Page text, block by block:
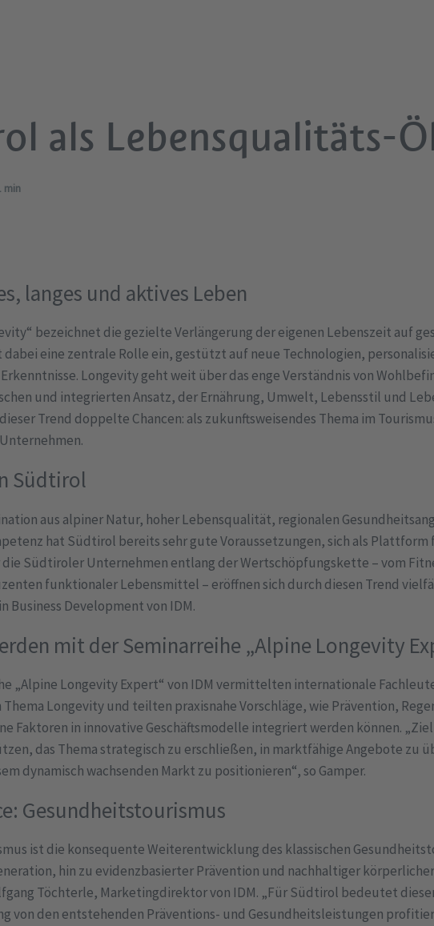
als Lebensqualitäts-
min
langes und aktives Leben
bezeichnet die gezielte Verlängerung der eigenen Lebenszeit auf
dabei eine zentrale Rolle ein, gestützt auf neue Technologien,
Longevity geht weit über das enge Verständnis von
und integrierten Ansatz, der Ernährung, Umwelt, Lebensstil und
Trend doppelte Chancen: als zukunftsweisendes Thema im
Südtirol
aus alpiner Natur, hoher Lebensqualität, regionalen
hat Südtirol bereits sehr gute Voraussetzungen, sich als Plattform
die Südtiroler Unternehmen entlang der Wertschöpfungskette – vom
funktionaler Lebensmittel – eröffnen sich durch diesen Trend
Business Development von IDM.
mit der Seminarreihe „Alpine Longevity
„Alpine Longevity Expert“ von IDM vermittelten internationale
Thema Longevity und teilten praxisnahe Vorschläge, wie Prävention,
Faktoren in innovative Geschäftsmodelle integriert werden können.
das Thema strategisch zu erschließen, in marktfähige Angebote zu
dynamisch wachsenden Markt zu positionieren“, so Gamper.
Gesundheitstourismus
ist die konsequente Weiterentwicklung des klassischen
hin zu evidenzbasierter Prävention und nachhaltiger
Töchterle, Marketingdirektor von IDM. „Für Südtirol bedeutet
von den entstehenden Präventions- und Gesundheitsleistungen